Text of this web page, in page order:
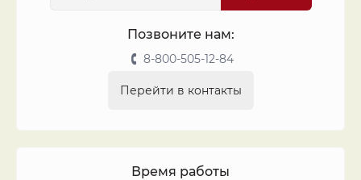
Позвоните нам:
8-800-505-12-84
Перейти в контакты
Время работы